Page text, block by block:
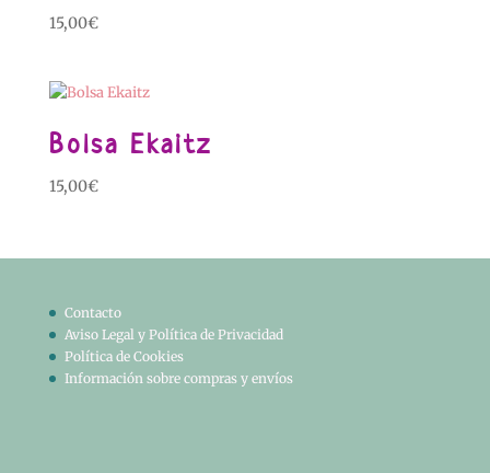
15,00€
Bolsa Ekaitz
15,00€
Contacto
Aviso Legal y Política de Privacidad
Política de Cookies
Información sobre compras y envíos